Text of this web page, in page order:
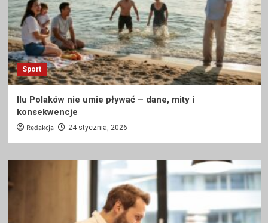
Sport
Ilu Polaków nie umie pływać – dane, mity i
konsekwencje
Redakcja 24 stycznia, 2026